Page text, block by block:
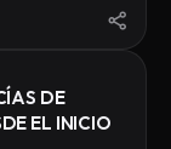
DE
EL INICIO